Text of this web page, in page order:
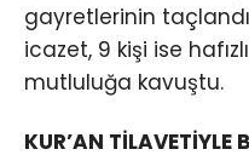
gayretlerinin
icazet, 9 kişi ise
mutluluğa kavuştu.
KUR’AN TİLAVETİYLE